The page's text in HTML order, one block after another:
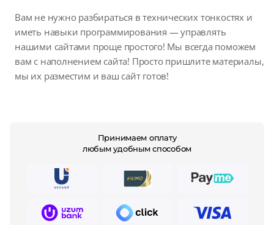
Вам не нужно разбираться в технических тонкостях и
иметь навыки программирования — управлять
нашими сайтами проще простого! Мы всегда поможем
вам с наполнением сайта! Просто пришлите материалы,
мы их разместим и ваш сайт готов!
Принимаем оплату
любым удобным способом